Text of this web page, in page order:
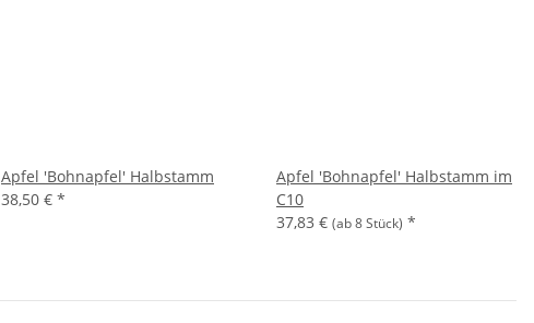
Apfel 'Bohnapfel' Halbstamm
38,50 € *
Apfel 'Bohnapfel' Halbstamm im
C10
37,83 € (ab 8 Stück) *